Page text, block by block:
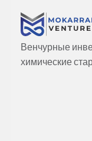
Венчурные
химические